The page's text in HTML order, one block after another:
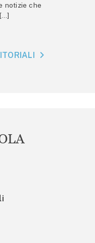
notizie che